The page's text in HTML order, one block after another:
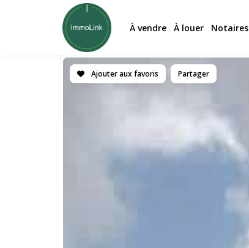
À vendre À louer Notaires
Ajouter aux favoris Partager